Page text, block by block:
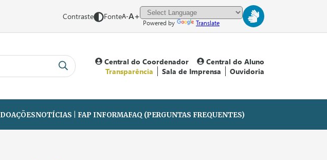
Contraste FonteA-A+
Powered by Translate
Central do Coordenador
Central do Aluno
Transparência
Sala de Imprensa Ouvidoria
DOAÇÕESNOTÍCIAS | FAP INFORMAFAQ (PERGUNTAS FREQUENTES)